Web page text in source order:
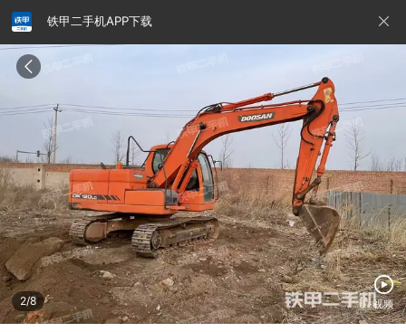
铁甲二手机APP下载
2/8 视频
请输入手机号
交
即
表
示
您
同
意
《隐
私
政
策》
铁甲龙总部 4000099032 认证经纪人